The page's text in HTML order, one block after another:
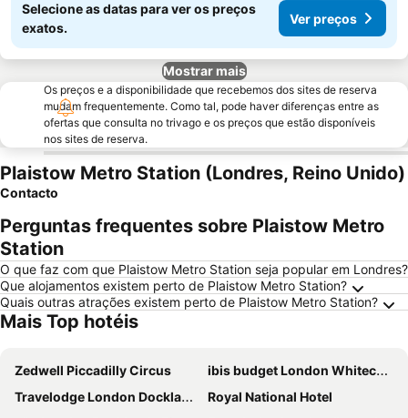
Selecione as datas para ver os preços
exatos.
Ver preços
Mostrar mais
Os preços e a disponibilidade que recebemos dos sites de reserva
mudam frequentemente. Como tal, pode haver diferenças entre as
ofertas que consulta no trivago e os preços que estão disponíveis
nos sites de reserva.
Plaistow Metro Station (Londres, Reino Unido)
Contacto
Perguntas frequentes sobre Plaistow Metro
Station
O que faz com que Plaistow Metro Station seja popular em Londres?
Que alojamentos existem perto de Plaistow Metro Station?
Quais outras atrações existem perto de Plaistow Metro Station?
Mais Top hotéis
Zedwell Piccadilly Circus
ibis budget London Whitechapel - Brick Lane
Travelodge London Docklands Central
Royal National Hotel